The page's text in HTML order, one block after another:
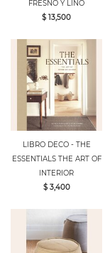
FRESNO Y LINO
$ 13,500
LIBRO DECO - THE
ESSENTIALS THE ART OF
INTERIOR
$ 3,400